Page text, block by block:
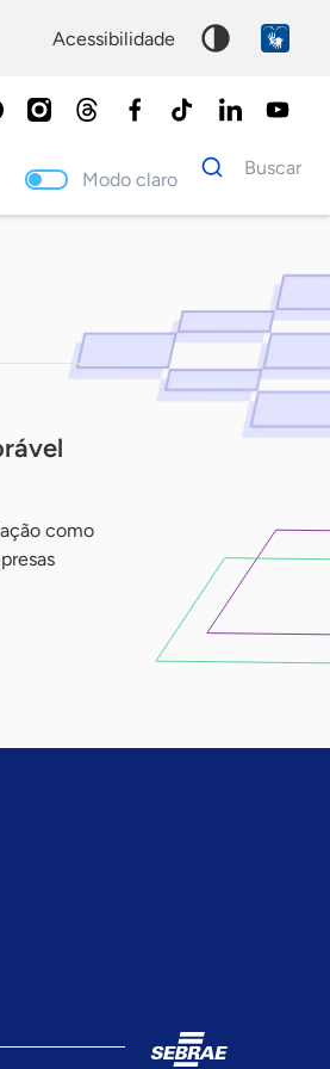
acessibilidade
Modo claro
Dados
para
Buscar
como